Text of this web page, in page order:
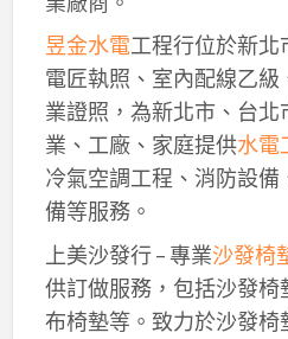
昱金水電工程行位於新北
電匠執照、室內配線乙
業證照，為新北市、台
業、工廠、家庭提供水電
冷氣空調工程、消防設
備等服務。
上美沙發行 – 專業沙發椅
供訂做服務，包括沙發椅
布椅墊等。致力於沙發椅